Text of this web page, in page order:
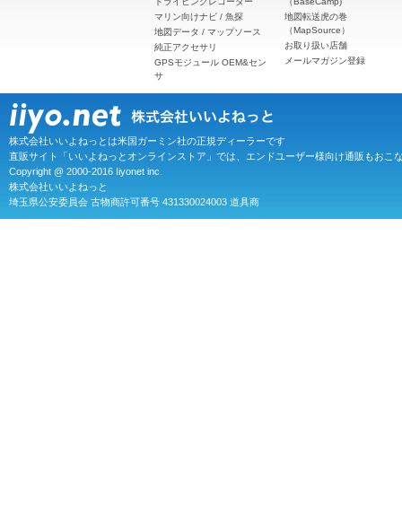
マリン向けナビ / 魚探
地図データ / マップソース
純正アクセサリ
GPSモジュール OEM&セン
サ
地図転送虎の巻
（MapSource）
お取り扱い店舗
メールマガジン登録
株式会社いいよねっとは米国ガーミン社の正規ディーラーです
直販サイト「いいよねっとオンラインストア」では、エンドユーザー様向け通販もおこ
Copyright @ 2000-2016 Iiyonet inc.
株式会社いいよねっと
埼玉県公安委員会 古物商許可番号 431330024003 道具商